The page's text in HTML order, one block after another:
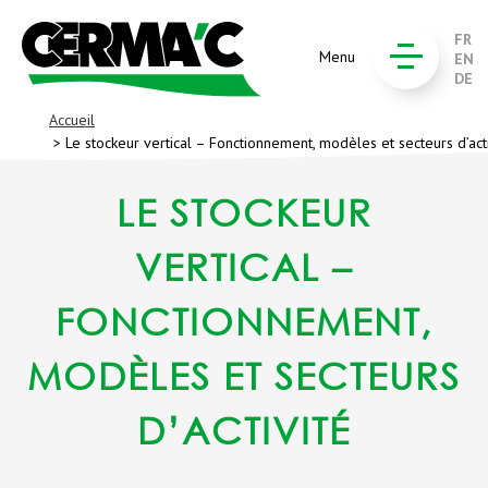
Menu
FR
EN
DE
Accueil
> Le stockeur vertical – Fonctionnement, modèles et secteurs
LE STOCKEUR
VERTICAL –
FONCTIONNEMENT,
MODÈLES ET SECTEURS
D’ACTIVITÉ